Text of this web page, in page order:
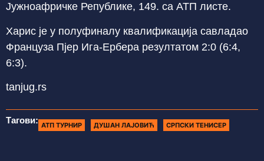
Јужноафричке Републике, 149. са АТП листе.
Харис је у полуфиналу квалификација савладао
Француза Пјер Ига-Ербера резултатом 2:0 (6:4,
6:3).
tanjug.rs
Тагови: АТП ТУРНИР ДУШАН ЛАЈОВИЋ СРПСКИ ТЕНИСЕР